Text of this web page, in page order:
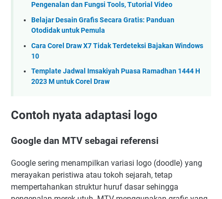
Pengenalan dan Fungsi Tools, Tutorial Video
Belajar Desain Grafis Secara Gratis: Panduan
Otodidak untuk Pemula
Cara Corel Draw X7 Tidak Terdeteksi Bajakan Windows
10
Template Jadwal Imsakiyah Puasa Ramadhan 1444 H
2023 M untuk Corel Draw
Contoh nyata adaptasi logo
Google dan MTV sebagai referensi
Google sering menampilkan variasi logo (doodle) yang
merayakan peristiwa atau tokoh sejarah, tetap
mempertahankan struktur huruf dasar sehingga